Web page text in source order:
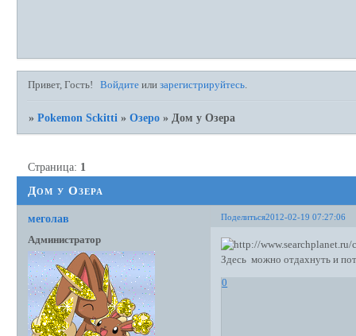
Привет, Гость! Войдите илизарегистрируйтесь.
»Pokemon Sckitti »Озеро » Дом у Озера
Дом у Озера
Страница: 1
Поделиться2012-02-19 07:27:06
меголав
Администратор
Здесь можно отдахнуть и
0